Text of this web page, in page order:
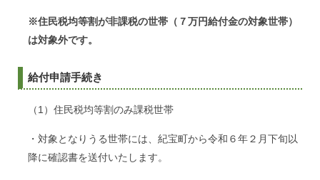
※住民税均等割が非課税の世帯（７万円給付金の対象世帯）
は対象外です。
給付申請手続き
（1）住民税均等割のみ課税世帯
・対象となりうる世帯には、紀宝町から令和６年２月下旬以
降に確認書を送付いたします。